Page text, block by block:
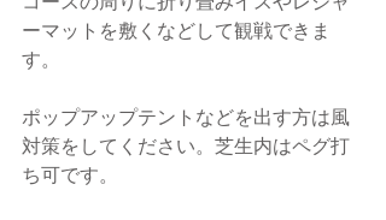
ーマットを敷くなどして観戦できま
す。
ポップアップテントなどを出す方は風
対策をしてください。芝生内はペグ打
ち可です。